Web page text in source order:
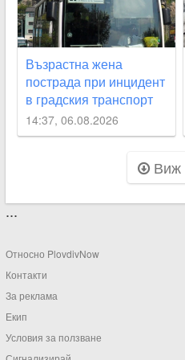
Възрастна жена
пострада при инцидент
в градския транспорт
на Пловдив
14:37, 06.08.2026
...
Относно PlovdivNow
Контакти
За реклама
Екип
Условия за ползване